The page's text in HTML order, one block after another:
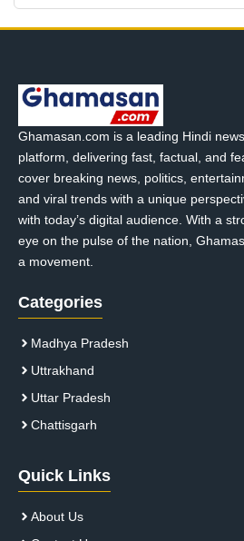
Ghamasan.com is a leading Hindi
platform, delivering fast, factual, and
cover breaking news, politics,
and viral trends with a unique
with today’s digital audience. With a
eye on the pulse of the nation,
a movement.
Categories
Madhya Pradesh
Uttrakhand
Uttar Pradesh
Chattisgarh
Quick Links
About Us